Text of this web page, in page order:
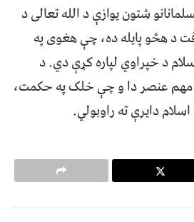
شتون یوازې د الله تعالی د
د هڅو پایله ده، چې هغوی په
اسلام د خپراوي لپاره کړې دي. د
مهم عنصر دا و چې خلک په حکمت،
دایرې ته راوبولي.